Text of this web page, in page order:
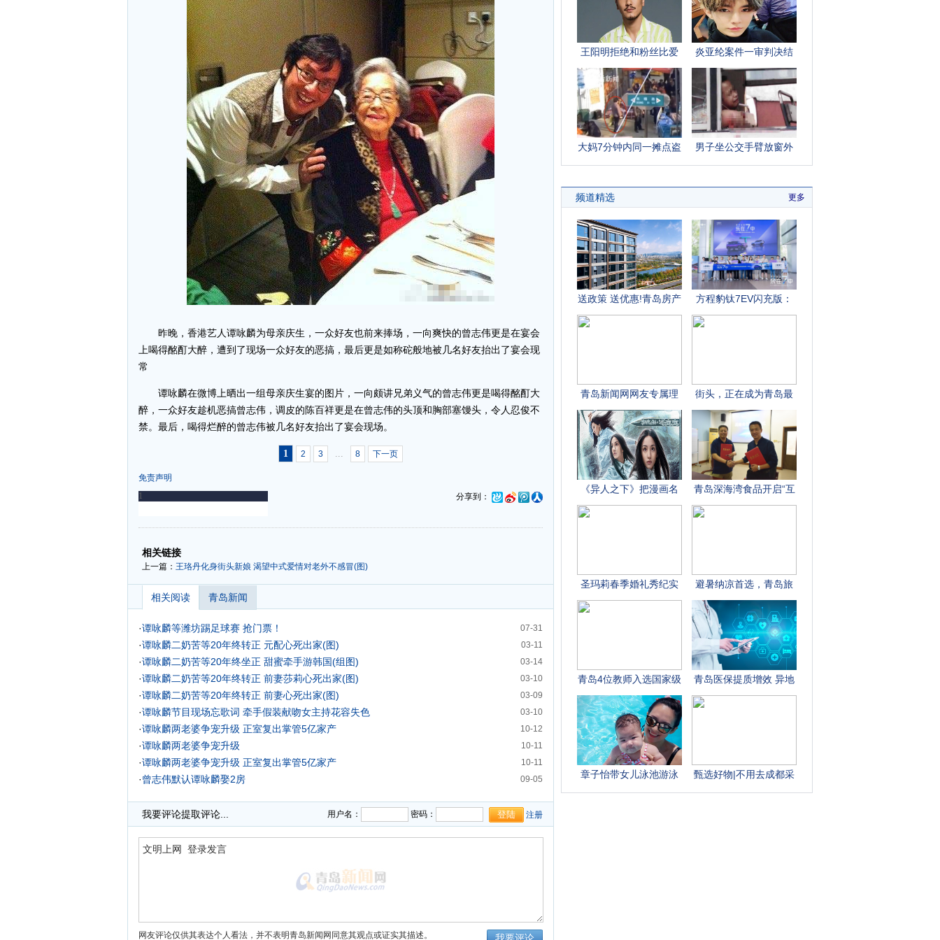
昨晚，香港艺人谭咏麟为母亲庆生，一众好友也前来捧场，一向爽快的曾志伟更是在宴会
上喝得酩酊大醉，遭到了现场一众好友的恶搞，最后更是如称砣般地被几名好友抬出了宴会现
常
谭咏麟在微博上晒出一组母亲庆生宴的图片，一向颇讲兄弟义气的曾志伟更是喝得酩酊大
醉，一众好友趁机恶搞曾志伟，调皮的陈百祥更是在曾志伟的头顶和胸部塞馒头，令人忍俊不
禁。最后，喝得烂醉的曾志伟被几名好友抬出了宴会现场。
1 2 3 ... 8 下一页
免责声明
分享到：
-
相关链接
上一篇： 王珞丹化身街头新娘 渴望中式爱情对老外不感冒(图)
相关阅读 青岛新闻
07-31
·谭咏麟等潍坊踢足球赛 抢门票！
03-11
·谭咏麟二奶苦等20年终转正 元配心死出家(图)
03-14
·谭咏麟二奶苦等20年终坐正 甜蜜牵手游韩国(组图)
03-10
·谭咏麟二奶苦等20年终转正 前妻莎莉心死出家(图)
03-09
·谭咏麟二奶苦等20年终转正 前妻心死出家(图)
03-10
·谭咏麟节目现场忘歌词 牵手假装献吻女主持花容失色
10-12
·谭咏麟两老婆争宠升级 正室复出掌管5亿家产
10-11
·谭咏麟两老婆争宠升级
10-11
·谭咏麟两老婆争宠升级 正室复出掌管5亿家产
09-05
·曾志伟默认谭咏麟娶2房
我要评论提取评论... 用户名： 密码： 注册
网友评论仅供其表达个人看法，并不表明青岛新闻网同意其观点或证实其描述。